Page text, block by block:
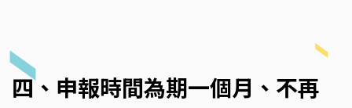
四、申報時間為期一個月、不再